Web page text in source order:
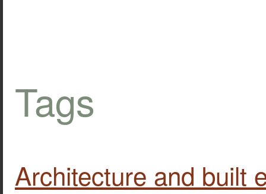
Tags
Architecture and built